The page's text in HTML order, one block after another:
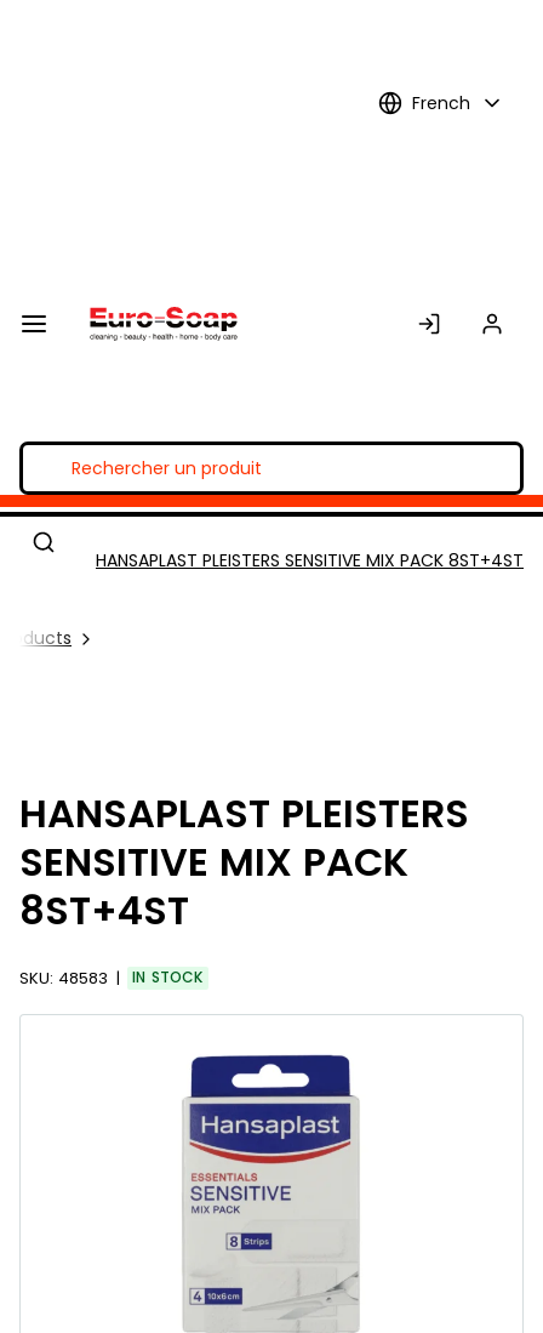
French
HANSAPLAST PLEISTERS SENSITIVE MIX PACK 8ST+4ST
HANSAPLAST PLEISTERS
SENSITIVE MIX PACK
8ST+4ST
SKU: 48583 IN STOCK